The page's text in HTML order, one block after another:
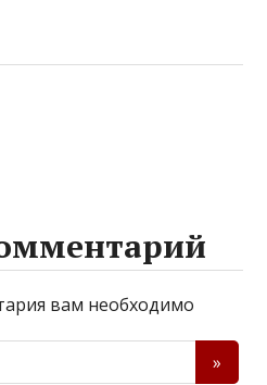
вам необходимо